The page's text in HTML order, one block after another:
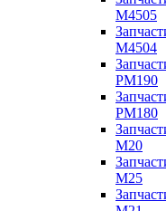
M4505
M4504
PM190
PM180
M20
M25